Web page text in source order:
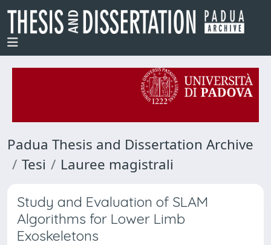
Padua Thesis and Dissertation Archive
Tesi
Lauree magistrali
Study and Evaluation of SLAM
Algorithms for Lower Limb
Exoskeletons